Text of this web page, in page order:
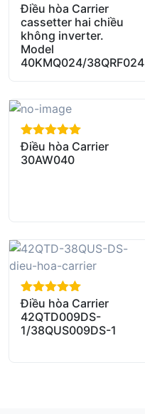
out of 5
Điều hòa Carrier
cassetter hai chiều
không inverter.
Model
40KMQ024/38QRF024
out of 5
Điều hòa Carrier
30AW040
out of 5
Điều hòa Carrier
42QTD009DS-
1/38QUS009DS-1